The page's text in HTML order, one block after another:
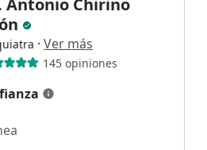
Antonio Chirino
· Ver más
145 opiniones